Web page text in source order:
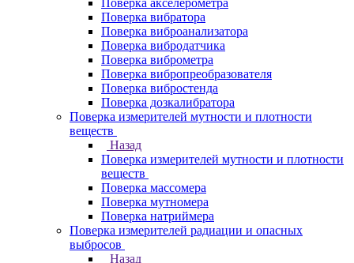
Поверка акселерометра
Поверка вибратора
Поверка виброанализатора
Поверка вибродатчика
Поверка виброметра
Поверка вибропреобразователя
Поверка вибростенда
Поверка дозкалибратора
Поверка измерителей мутности и плотности
веществ
Назад
Поверка измерителей мутности и плотности
веществ
Поверка массомера
Поверка мутномера
Поверка натриймера
Поверка измерителей радиации и опасных
выбросов
Назад